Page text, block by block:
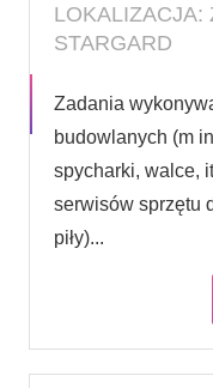
LOKALIZACJA:
STARGARD
Zadania
budowlanych (m
spycharki, walce,
serwisów sprzętu
piły)...